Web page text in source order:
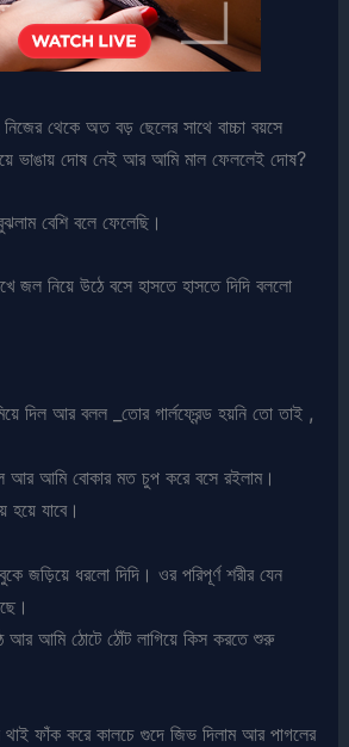
থেকে অত বড় ছেলের সাথে বাচ্চা বয়সে
ভাঙায় দোষ নেই আর আমি মাল ফেললেই দোষ?
বেশি বলে ফেলেছি।
জল নিয়ে উঠে বসে হাসতে হাসতে দিদি বললো
দিল আর বলল _তোর গার্লফ্রেন্ড হয়নি তো তাই ,
আর আমি বোকার মত চুপ করে বসে রইলাম।
হয়ে যাবে।
জড়িয়ে ধরলো দিদি। ওর পরিপূর্ণ শরীর যেন
আর আমি ঠোটে ঠোঁট লাগিয়ে কিস করতে শুরু
ফাঁক করে কালচে গুদে জিভ দিলাম আর পাগলের